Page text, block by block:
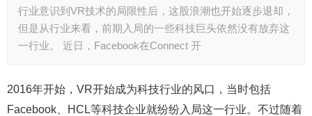
行业意识到VR技术的局限性后，这股浪潮也开始逐步退却，
但是从行业来看，前期入局的一些科技巨头依然没有放弃这
一行业。 近日，Facebook在Connect 开
2016年开始，VR开始成为科技行业的风口，当时包括
Facebook、HCL等科技企业就纷纷入局这一行业。不过随着